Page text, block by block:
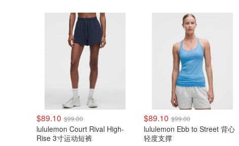
$89.10 $99.00
lululemon Court Rival High-
Rise 3寸运动短裤
$89.10 $99.00
lululemon Ebb to Street 背心
轻度支撑